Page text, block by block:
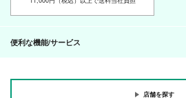
便利な機能/サービス
店舗を探す